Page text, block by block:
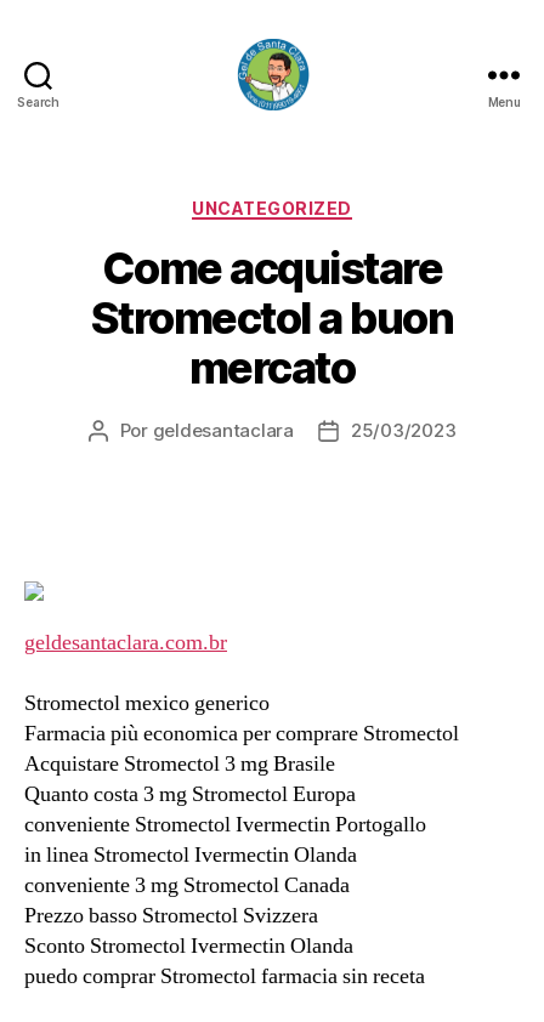
Search
CLARA
Menu
Categorias
UNCATEGORIZED
Come acquistare
Stromectol a buon
mercato
Autor
Por geldesantaclara
Data25/03/2023
geldesantaclara.com.br
Stromectol mexico generico
Farmacia più economica per comprare Stromectol
Acquistare Stromectol 3 mg Brasile
Quanto costa 3 mg Stromectol Europa
conveniente Stromectol Ivermectin Portogallo
in linea Stromectol Ivermectin Olanda
conveniente 3 mg Stromectol Canada
Prezzo basso Stromectol Svizzera
Sconto Stromectol Ivermectin Olanda
puedo comprar Stromectol farmacia sin receta